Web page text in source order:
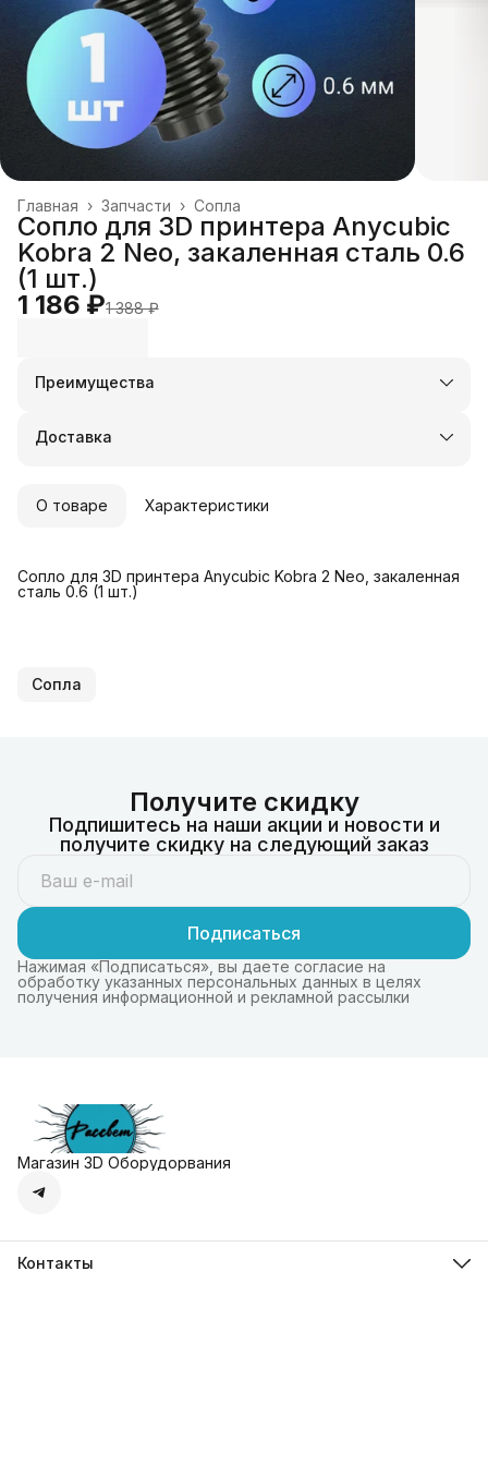
Сопла
Запчасти ›
Главная ›
Сопло для 3D принтера Anycubic
Kobra 2 Neo, закаленная сталь 0.6
(1 шт.)
1 186 ₽1 388 ₽
Преимущества
Оплата частями в Сплит
Удобный возврат
Доставка
О товаре Характеристики
Сопло для 3D принтера Anycubic Kobra 2 Neo, закаленная
сталь 0.6 (1 шт.)
Сопла
Получите скидку
Подпишитесь на наши акции и новости и
получите скидку на следующий заказ
Подписаться
Нажимая «Подписаться», вы даете согласие на
обработку указанных персональных данных в целях
получения информационной и рекламной рассылки
Магазин 3D Оборудорвания
Контакты